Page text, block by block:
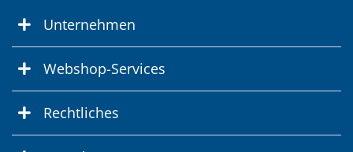
Unternehmen
Webshop-Services
Rechtliches